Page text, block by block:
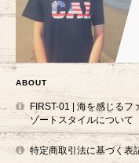
ABOUT
FIRST-01 | 海を感じるフ
ゾートスタイルについて
特定商取引法に基づく表